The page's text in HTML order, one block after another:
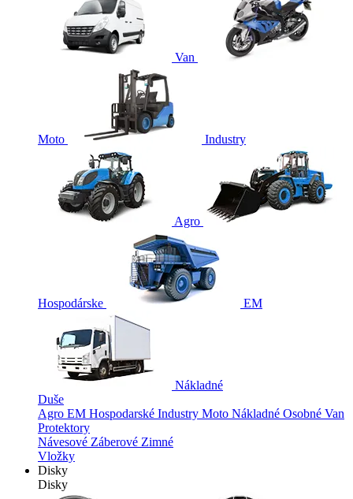
Van
Moto Industry
Agro
Hospodárske EM
Nákladné
Duše
Agro EM Hospodarské Industry Moto Nákladné Osobné Van
Protektory
Návesové Záberové Zimné
Vložky
Disky
Disky